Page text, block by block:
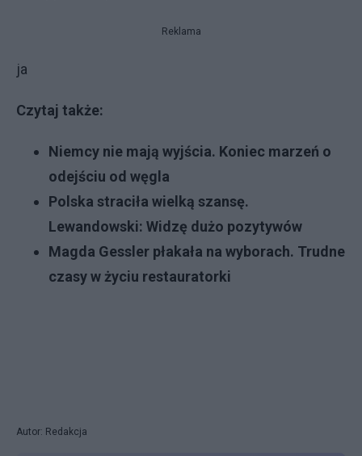
Reklama
ja
Czytaj także:
Niemcy nie mają wyjścia. Koniec marzeń o
odejściu od węgla
Polska straciła wielką szansę.
Lewandowski: Widzę dużo pozytywów
Magda Gessler płakała na wyborach. Trudne
czasy w życiu restauratorki
Autor: Redakcja